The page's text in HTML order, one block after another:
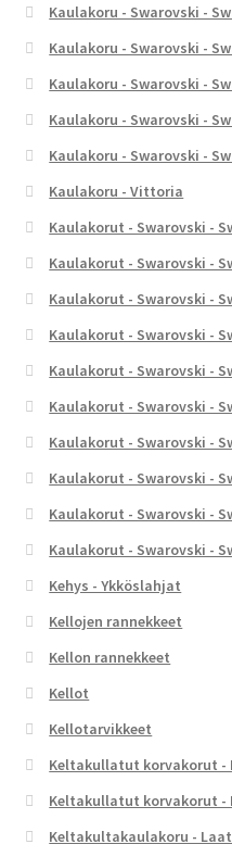
Kaulakoru - Swarovski -
Kaulakoru - Swarovski -
Kaulakoru - Swarovski -
Kaulakoru - Swarovski -
Kaulakoru - Swarovski -
Kaulakoru - Vittoria
Kaulakorut - Swarovski -
Kaulakorut - Swarovski -
Kaulakorut - Swarovski -
Kaulakorut - Swarovski -
Kaulakorut - Swarovski -
Kaulakorut - Swarovski -
Kaulakorut - Swarovski -
Kaulakorut - Swarovski -
Kaulakorut - Swarovski -
Kaulakorut - Swarovski -
Kehys - Ykköslahjat
Kellojen rannekkeet
Kellon rannekkeet
Kellot
Kellotarvikkeet
Keltakullatut korvakorut -
Keltakullatut korvakorut -
Keltakultakaulakoru -